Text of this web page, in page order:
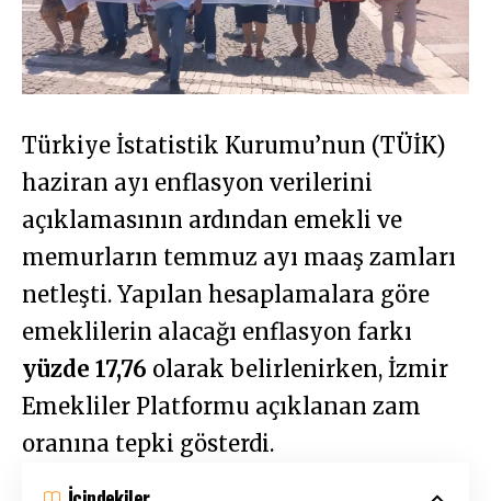
Türkiye İstatistik Kurumu’nun (TÜİK)
haziran ayı enflasyon verilerini
açıklamasının ardından emekli ve
memurların temmuz ayı maaş zamları
netleşti. Yapılan hesaplamalara göre
emeklilerin alacağı enflasyon farkı
yüzde 17,76 olarak belirlenirken, İzmir
Emekliler Platformu açıklanan zam
oranına tepki gösterdi.